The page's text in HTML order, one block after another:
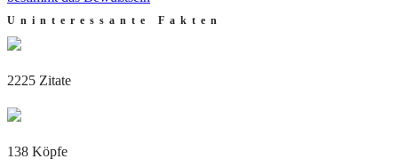
Uninteressante Fakten
2225 Zitate
138 Köpfe